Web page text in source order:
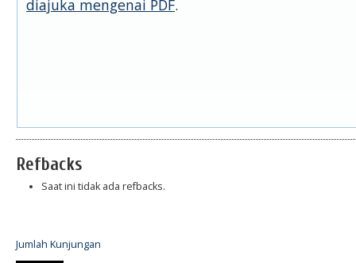
diajuka mengenai PDF.
Refbacks
Saat ini tidak ada refbacks.
Jumlah Kunjungan